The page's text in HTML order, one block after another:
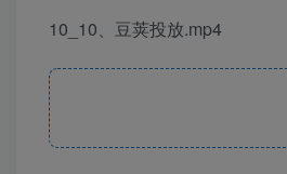
10_10、豆荚投放.mp4